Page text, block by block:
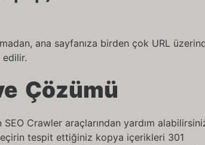
ana sayfanıza birden çok URL
Çözümü
Crawler araçlarından yardım
tespit ettiğiniz kopya içerikleri 301